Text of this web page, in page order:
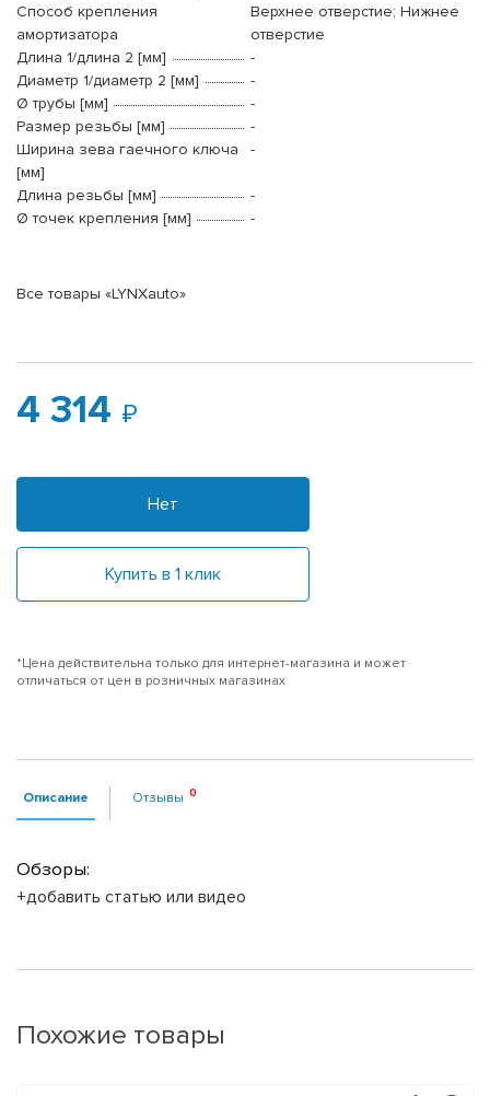
Способ крепления
амортизатора
Верхнее отверстие; Нижнее
отверстие
Длина 1/длина 2 [мм]
-
Диаметр 1/диаметр 2 [мм]
-
Ø трубы [мм]
-
Размер резьбы [мм]
-
Ширина зева гаечного ключа
[мм]
-
Длина резьбы [мм]
-
Ø точек крепления [мм]
-
Все товары «LYNXauto»
4 314
Нет
Купить в 1 клик
*Цена действительна только для интернет-магазина и может
отличаться от цен в розничных магазинах
Описание Отзывы
Обзоры:
+добавить статью или видео
Похожие товары